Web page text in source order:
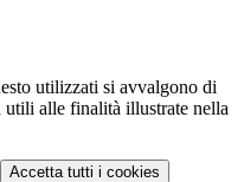
utilizzati si avvalgono di
utili alle finalità illustrate nella
Accetta tutti i cookies